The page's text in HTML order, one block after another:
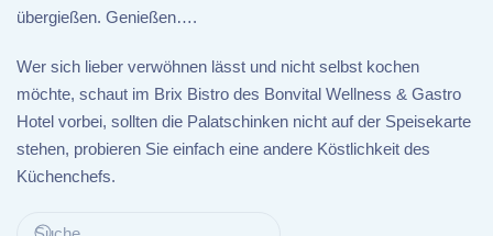
übergießen. Genießen….
Wer sich lieber verwöhnen lässt und nicht selbst kochen
möchte, schaut im Brix Bistro des Bonvital Wellness & Gastro
Hotel vorbei, sollten die Palatschinken nicht auf der Speisekarte
stehen, probieren Sie einfach eine andere Köstlichkeit des
Küchenchefs.